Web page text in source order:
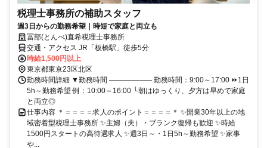
税理士事務所の補助スタッフ
週3日からの勤務希望｜時短で家庭と両立も
冨部(とんべ)直希税理士事務所
交通・アクセス JR「板橋駅」徒歩5分
時給1,500円以上
東京都東京23区北区
勤務時間詳細 ▼勤務時間 ―――――― 勤務時間：9:00～17:00 ⏩1日
5h～勤務希望 例：10:00～16:00 └朝はゆっくり、夕方は早めで家庭
と両立◎
仕事内容 ＊＝＝＝＝求人のポイント＝＝＝＝＊ ✨開業30年以上の地
域密着型税理士事務所 ✨主婦（夫）・ブランク復帰も歓迎 ✨時給
1500円スタートの高待遇求人 ✨週3日～・1日5h～勤務希望 ✨家事
や...